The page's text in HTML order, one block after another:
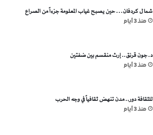
شمال كردفان… حين يصبح غياب المعلومة جزءاً من الصراع
منذ 3 أيام
د. جون قرنق.. إرث منقسم بين ضفتين
منذ 3 أيام
للثقافة دور.. مدن تنهض ثقافياً في وجه الحرب
منذ 3 أيام